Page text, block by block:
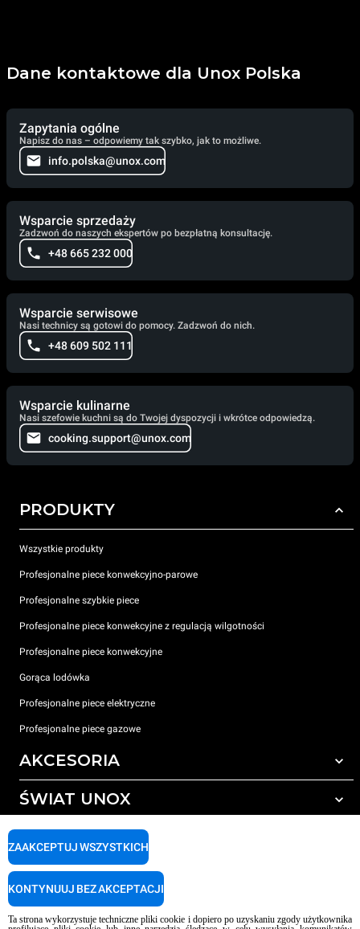
Dane kontaktowe dla Unox Polska
Zapytania ogólne
Napisz do nas – odpowiemy tak szybko, jak to możliwe.
info.polska@unox.com
Wsparcie sprzedaży
Zadzwoń do naszych ekspertów po bezpłatną konsultację.
+48 665 232 000
Wsparcie serwisowe
Nasi technicy są gotowi do pomocy. Zadzwoń do nich.
+48 609 502 111
Wsparcie kulinarne
Nasi szefowie kuchni są do Twojej dyspozycji i wkrótce odpowiedzą.
cooking.support@unox.com
PRODUKTY
Wszystkie produkty
Profesjonalne piece konwekcyjno-parowe
Profesjonalne szybkie piece
Profesjonalne piece konwekcyjne z regulacją wilgotności
Profesjonalne piece konwekcyjne
Gorąca lodówka
Profesjonalne piece elektryczne
Profesjonalne piece gazowe
AKCESORIA
Wszystkie akcesoria
Detergenty do ręcznego mycia
Uzdatnianie wody z filtrem żywicznym
Uzdatnianie wody metodą odwróconej osmozy
ŚWIAT UNOX
Ta strona wykorzystuje techniczne pliki cookie i dopiero po uzyskaniu zgody użytkownika
ZAAKCEPTUJ WSZYSTKICH
KONTYNUUJ BEZ AKCEPTACJI